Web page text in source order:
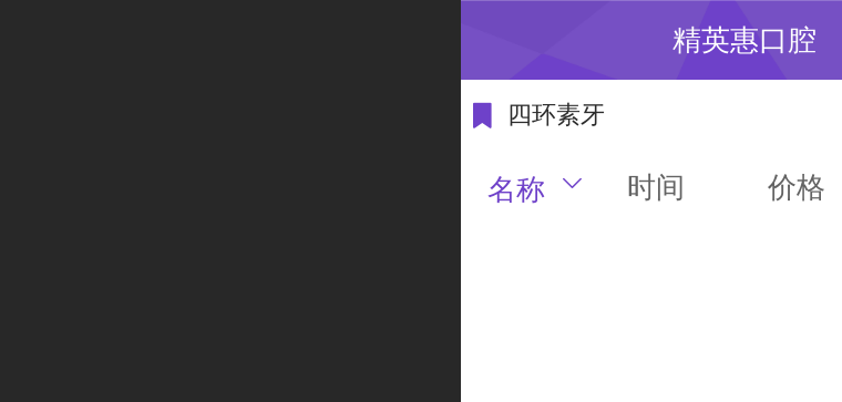
精英惠口腔
四环素牙
名称 时间 价格